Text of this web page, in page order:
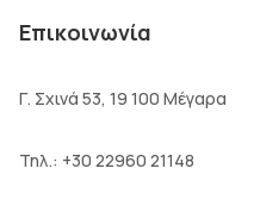
Επικοινωνία
Γ. Σχινά 53, 19 100 Μέγαρα
Τηλ.: +30 22960 21148